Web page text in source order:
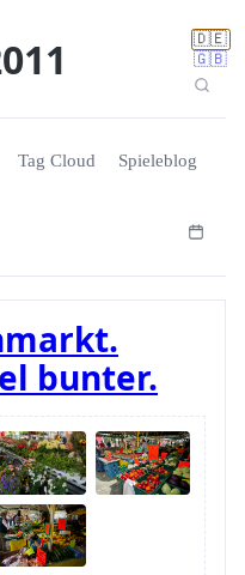
🇩🇪
🇬🇧
Tag Cloud Spieleblog
bunter.